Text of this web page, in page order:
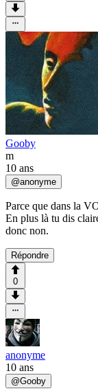
Gooby
m
10 ans
@anonyme
Parce que dans la
En plus là tu dis
donc non.
Répondre
0
anonyme
10 ans
@Gooby